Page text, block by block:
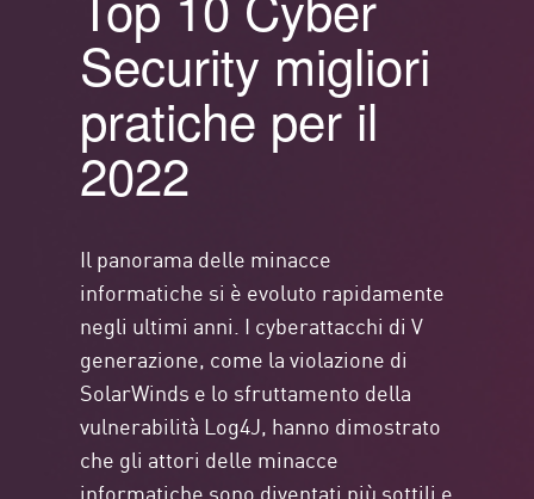
Security migliori
pratiche per il
2022
Il panorama delle minacce
informatiche si è evoluto rapidamente
negli ultimi anni. I cyberattacchi di V
generazione, come la violazione di
SolarWinds e lo sfruttamento della
vulnerabilità Log4J, hanno dimostrato
che gli attori delle minacce
informatiche sono diventati più sottili e